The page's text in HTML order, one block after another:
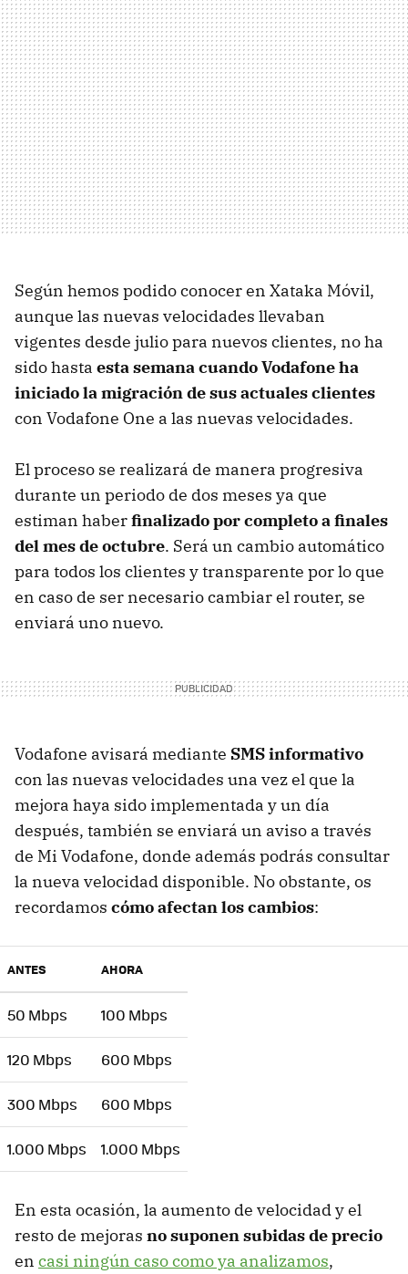
Según hemos podido conocer en Xataka Móvil,
aunque las nuevas velocidades llevaban
vigentes desde julio para nuevos clientes, no ha
sido hasta esta semana cuando Vodafone ha
iniciado la migración de sus actuales clientes
con Vodafone One a las nuevas velocidades.
El proceso se realizará de manera progresiva
durante un periodo de dos meses ya que
estiman haberfinalizado por completo a finales
del mes de octubre. Será un cambio automático
para todos los clientes y transparente por lo que
en caso de ser necesario cambiar el router, se
enviará uno nuevo.
Vodafone avisará mediante SMS informativo
con las nuevas velocidades una vez el que la
mejora haya sido implementada y un día
después, también se enviará un aviso a través
de Mi Vodafone, donde además podrás consultar
la nueva velocidad disponible. No obstante, os
recordamos cómo afectan los cambios:
ANTES AHORA
50 Mbps 100 Mbps
120 Mbps 600 Mbps
300 Mbps 600 Mbps
1.000 Mbps 1.000 Mbps
En esta ocasión, la aumento de velocidad y el
resto de mejoras no suponen subidas de precio
en casi ningún caso como ya analizamos,